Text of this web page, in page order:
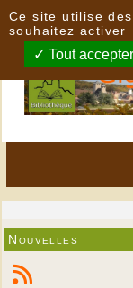
Nouvelles
Ce site utilise
souhaitez activer
Tout accepter